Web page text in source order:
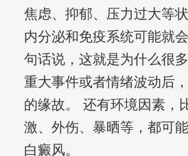
焦虑、抑郁、压力过大等
内分泌和免疫系统可能就
句话说，这就是为什么很
重大事件或者情绪波动后
的缘故。 还有环境因素，
激、外伤、暴晒等，都可
白癜风。